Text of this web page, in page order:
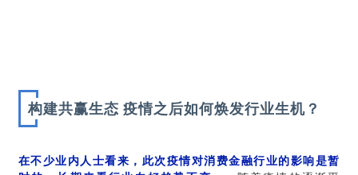
构建共赢生态 疫情之后如何焕发行业生机？
在不少业内人士看来，此次疫情对消费金融行业的影响是暂